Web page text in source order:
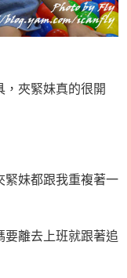
，夾緊妹真的很開
緊妹都跟我重複著一
離去上班就跟著追